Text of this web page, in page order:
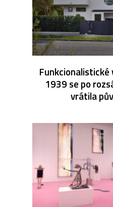
Funkcionalistické
1939 se po
vrátila